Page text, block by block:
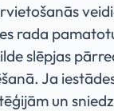
rada
slēpjas
Ja
un sniedz